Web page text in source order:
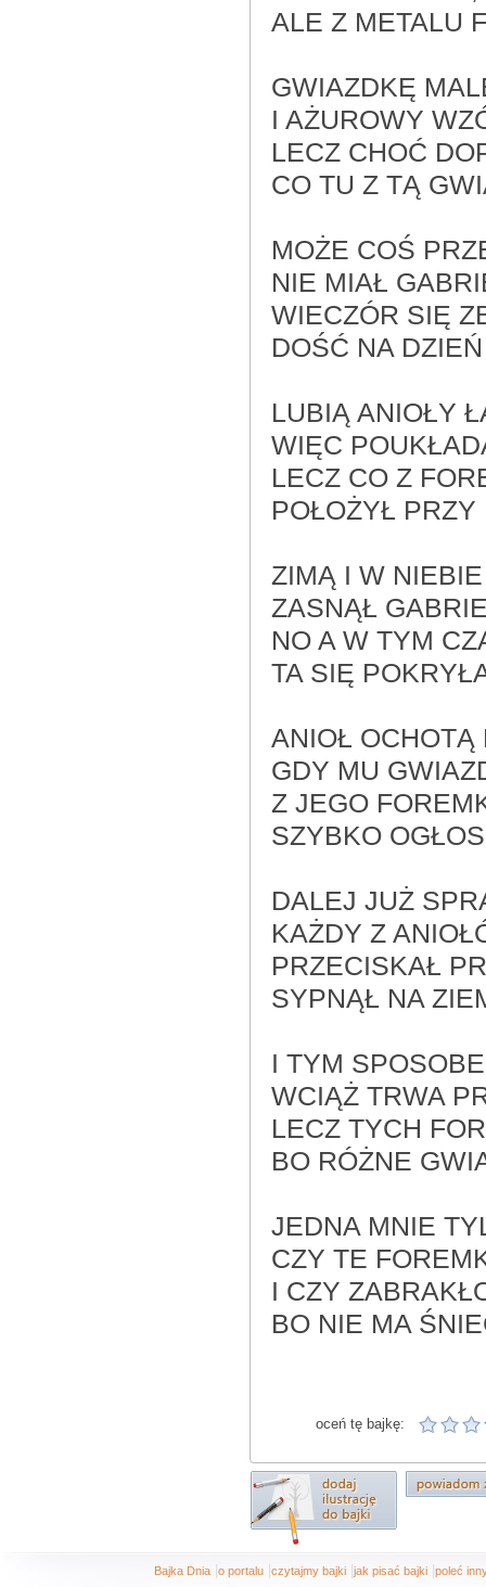
ALE Z METALU
GWIAZDKĘ
I AŻUROWY
LECZ CHOĆ
CO TU Z TĄ
MOŻE COŚ
NIE MIAŁ
WIECZÓR SIĘ
DOŚĆ NA
LUBIĄ ANIOŁY
WIĘC
LECZ CO Z
POŁOŻYŁ
ZIMĄ I W
ZASNĄŁ
NO A W TYM
TA SIĘ
ANIOŁ OCHOTĄ
GDY MU
Z JEGO
SZYBKO
DALEJ JUŻ
KAŻDY Z
PRZECISKAŁ
SYPNĄŁ NA
I TYM
WCIĄŻ TRWA
LECZ TYCH
BO RÓŻNE
JEDNA MNIE
CZY TE
I CZY
BO NIE MA
oceń tę bajkę:
Bajka Dnia o portalu czytajmy bajki jak pisać bajki poleć